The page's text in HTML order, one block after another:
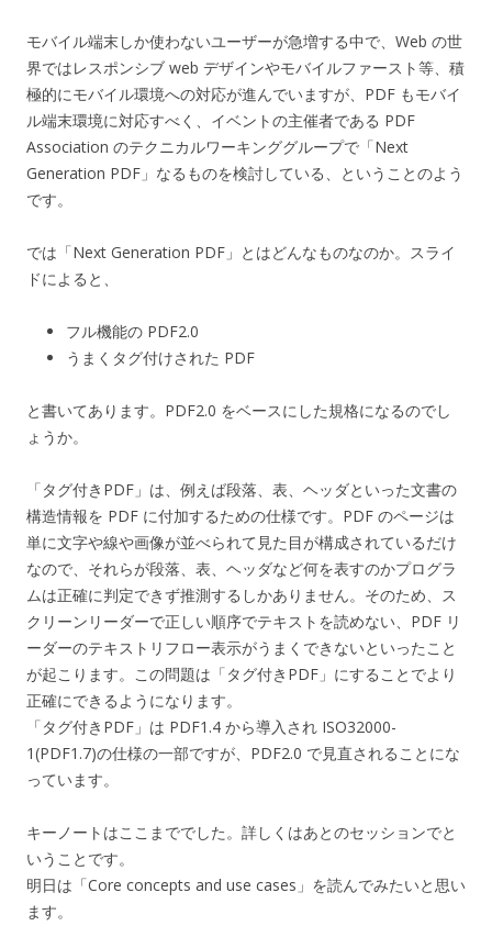
モバイル端末しか使わないユーザーが急増する中で、Web の世
界ではレスポンシブ web デザインやモバイルファースト等、積
極的にモバイル環境への対応が進んでいますが、PDF もモバイ
ル端末環境に対応すべく、イベントの主催者である PDF
Association のテクニカルワーキンググループで「Next
Generation PDF」なるものを検討している、ということのよう
です。
では「Next Generation PDF」とはどんなものなのか。スライ
ドによると、
フル機能の PDF2.0
うまくタグ付けされた PDF
と書いてあります。PDF2.0 をベースにした規格になるのでし
ょうか。
「タグ付きPDF」は、例えば段落、表、ヘッダといった文書の
構造情報を PDF に付加するための仕様です。PDF のページは
単に文字や線や画像が並べられて見た目が構成されているだけ
なので、それらが段落、表、ヘッダなど何を表すのかプログラ
ムは正確に判定できず推測するしかありません。そのため、ス
クリーンリーダーで正しい順序でテキストを読めない、PDF リ
ーダーのテキストリフロー表示がうまくできないといったこと
が起こります。この問題は「タグ付きPDF」にすることでより
正確にできるようになります。
「タグ付きPDF」は PDF1.4 から導入され ISO32000-
1(PDF1.7)の仕様の一部ですが、PDF2.0 で見直されることにな
っています。
キーノートはここまででした。詳しくはあとのセッションでと
いうことです。
明日は「Core concepts and use cases」を読んでみたいと思い
ます。